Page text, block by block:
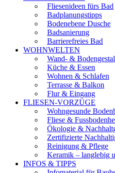
Fliesenideen fürs Bad
Badplanungstipps
Bodenebene Dusche
Badsanierung
Barrierefreies Bad
WOHNWELTEN
Wand- &
Küche & Essen
Wohnen & Schlafen
Terrasse & Balkon
Flur & Eingang
FLIESEN-VORZÜGE
Wohngesunde
Fliese &
Ökologie &
Zertifizierte
Reinigung & Pflege
Keramik – langlebig
INFOS & TIPPS